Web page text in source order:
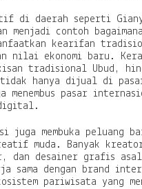
di daerah seperti
menjadi contoh
kearifan
nilai ekonomi baru.
tradisional Ubud,
hanya dijual di
menembus pasar
juga membuka peluang
muda. Banyak
dan desainer grafis
sama dengan brand
pariwisata yang